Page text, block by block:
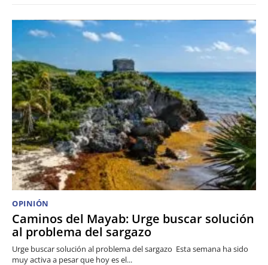
OPINIÓN
Caminos del Mayab: Urge buscar solución
al problema del sargazo
Urge buscar solución al problema del sargazo Esta semana ha sido
muy activa a pesar que hoy es el...